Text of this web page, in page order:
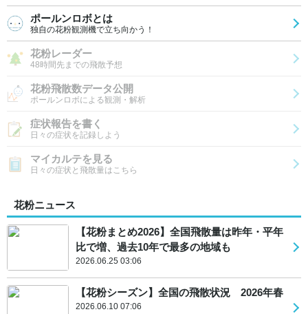
ポールンロボとは
独自の花粉観測機で立ち向かう！
花粉レーダー
48時間先までの飛散予想
花粉飛散数データ公開
ポールンロボによる観測・解析
症状報告を書く
日々の症状を記録しよう
マイカルテを見る
日々の症状と飛散量はこちら
花粉ニュース
【花粉まとめ2026】全国飛散量は昨年・平年
比で増、過去10年で最多の地域も
2026.06.25 03:06
【花粉シーズン】全国の飛散状況 2026年春
2026.06.10 07:06